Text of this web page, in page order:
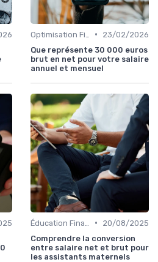
•
23/02/2026
Que représente 30 000 euros
brut en net pour votre salaire
annuel et mensuel
•
20/08/2025
Comprendre la conversion
entre salaire net et brut pour
les assistants maternels